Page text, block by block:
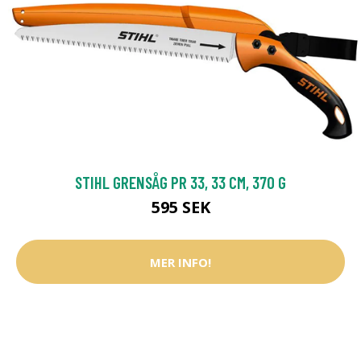
STIHL GRENSÅG PR 33, 33 CM, 370 G
595 SEK
MER INFO!